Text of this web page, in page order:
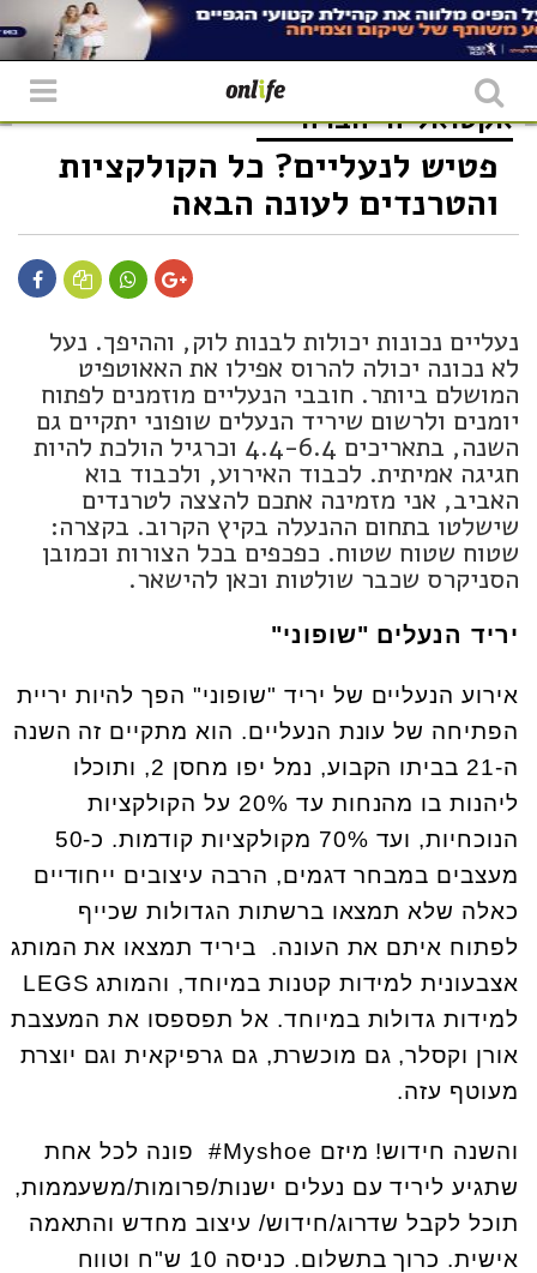
אקטואליה חברה
פטיש לנעליים? כל הקולקציות
והטרנדים לעונה הבאה
נעליים נכונות יכולות לבנות לוק, וההיפך. נעל
לא נכונה יכולה להרוס אפילו את האאוטפיט
המושלם ביותר. חובבי הנעליים מוזמנים לפתוח
יומנים ולרשום שיריד הנעלים שופוני יתקיים גם
השנה, בתאריכים 4.4-6.4 וכרגיל הולכת להיות
חגיגה אמיתית. לכבוד האירוע, ולכבוד בוא
האביב, אני מזמינה אתכם להצצה לטרנדים
שישלטו בתחום ההנעלה בקיץ הקרוב. בקצרה:
שטוח שטוח שטוח. כפכפים בכל הצורות וכמובן
הסניקרס שכבר שולטות וכאן להישאר.
יריד הנעלים "שופוני"
אירוע הנעליים של יריד "שופוני" הפך להיות יריית
הפתיחה של עונת הנעליים. הוא מתקיים זה השנה
ה-21 בביתו הקבוע, נמל יפו מחסן 2, ותוכלו
ליהנות בו מהנחות עד 20% על הקולקציות
הנוכחיות, ועד 70% מקולקציות קודמות. כ-50
מעצבים במבחר דגמים, הרבה עיצובים ייחודיים
כאלה שלא תמצאו ברשתות הגדולות שכייף
לפתוח איתם את העונה. ביריד תמצאו את המותג
אצבעונית למידות קטנות במיוחד, והמותג LEGS
למידות גדולות במיוחד. אל תפספסו את המעצבת
אורן וקסלר, גם מוכשרת, גם גרפיקאית וגם יוצרת
מעוטף עזה.
והשנה חידוש! מיזם Myshoe# פונה לכל אחת
שתגיע ליריד עם נעלים ישנות/פרומות/משעממות,
תוכל לקבל שדרוג/חידוש/ עיצוב מחדש והתאמה
אישית. כרוך בתשלום. כניסה 10 ש"ח וטווח